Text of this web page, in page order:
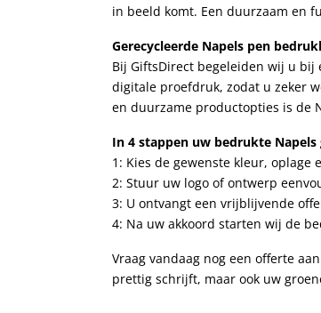
in beeld komt. Een duurzaam en
Gerecycleerde Napels pen
Bij GiftsDirect begeleiden wij u
digitale proefdruk, zodat u zeker
en duurzame productopties is de
In 4 stappen uw bedrukte Napels
1: Kies de gewenste kleur, oplage
2: Stuur uw logo of ontwerp
3: U ontvangt een vrijblijvende
4: Na uw akkoord starten wij de
Vraag vandaag nog een offerte
prettig schrijft, maar ook uw